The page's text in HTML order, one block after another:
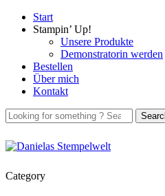
Start
Stampin’ Up!
Unsere Produkte
Demonstratorin werden
Bestellen
Über mich
Kontakt
Category